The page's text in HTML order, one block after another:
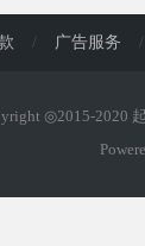
/ 广告服务 /
◎2015-2020